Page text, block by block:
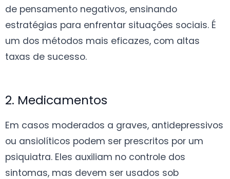
de pensamento negativos, ensinando
estratégias para enfrentar situações sociais. É
um dos métodos mais eficazes, com altas
taxas de sucesso.
2. Medicamentos
Em casos moderados a graves, antidepressivos
ou ansiolíticos podem ser prescritos por um
psiquiatra. Eles auxiliam no controle dos
sintomas, mas devem ser usados sob